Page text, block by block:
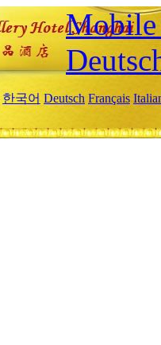
Mobile
한국어 Deutsch Français